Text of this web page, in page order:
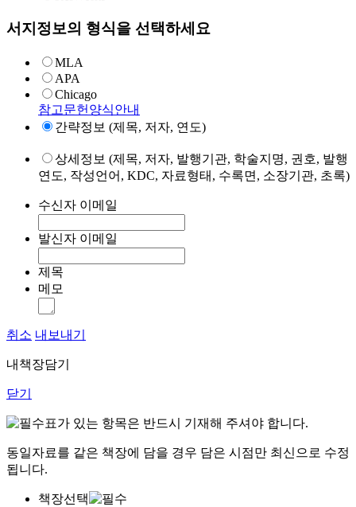
서지정보의 형식을 선택하세요
MLA
APA
Chicago
참고문헌양식안내
간략정보 (제목, 저자, 연도)
상세정보 (제목, 저자, 발행기관, 학술지명, 권호, 발행
연도, 작성언어, KDC, 자료형태, 수록면, 소장기관, 초록)
수신자 이메일
발신자 이메일
제목
메모
취소 내보내기
내책장담기
닫기
표가 있는 항목은 반드시 기재해 주셔야 합니다.
동일자료를 같은 책장에 담을 경우 담은 시점만 최신으로 수정
됩니다.
책장선택